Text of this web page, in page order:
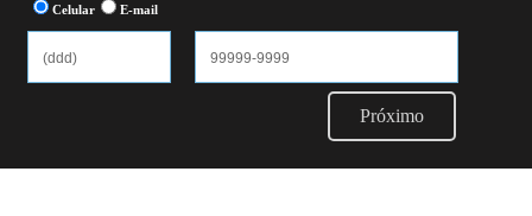
Celular E-mail
Próximo